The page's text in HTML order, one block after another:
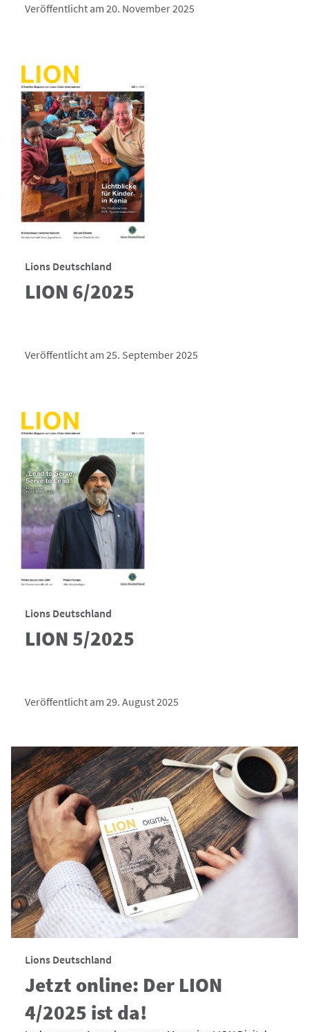
Veröffentlicht am 20. November 2025
Lions Deutschland
LION 6/2025
Veröffentlicht am 25. September 2025
Lions Deutschland
LION 5/2025
Veröffentlicht am 29. August 2025
Lions Deutschland
Jetzt online: Der LION
4/2025 ist da!